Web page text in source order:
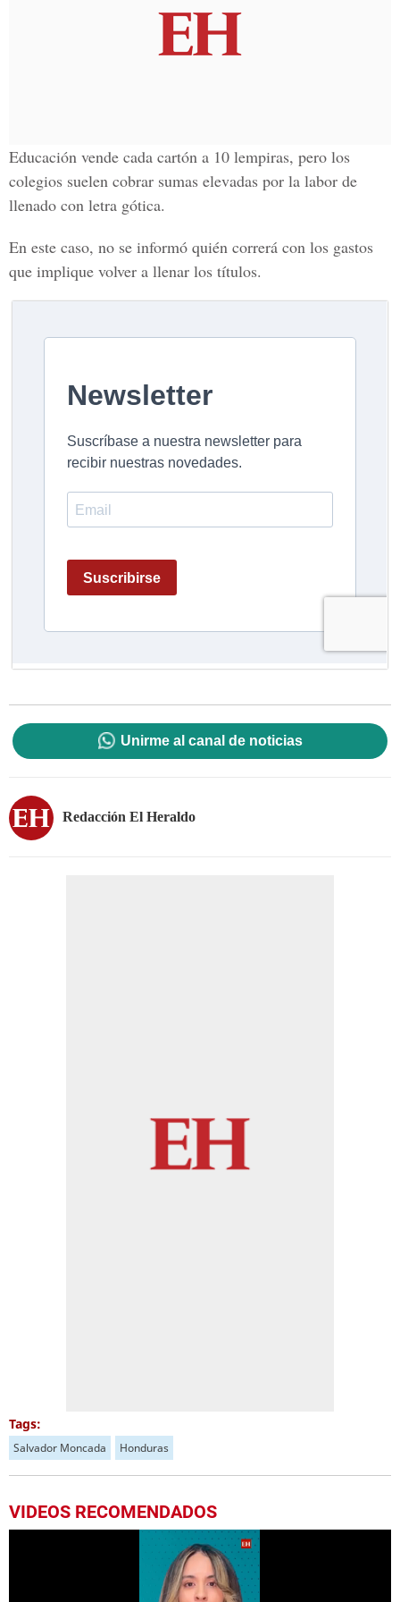
Educación vende cada cartón a 10 lempiras, pero los
colegios suelen cobrar sumas elevadas por la labor de
llenado con letra gótica.
En este caso, no se informó quién correrá con los gastos
que implique volver a llenar los títulos.
Unirme al canal de noticias
Redacción El Heraldo
Tags:
Salvador Moncada Honduras
VIDEOS RECOMENDADOS